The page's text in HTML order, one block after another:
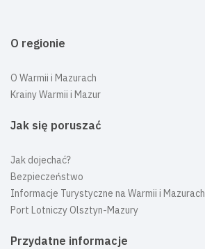
O regionie
O Warmii i Mazurach
Krainy Warmii i Mazur
Jak się poruszać
Jak dojechać?
Bezpieczeństwo
Informacje Turystyczne na Warmii i Mazurach
Port Lotniczy Olsztyn-Mazury
Przydatne informacje